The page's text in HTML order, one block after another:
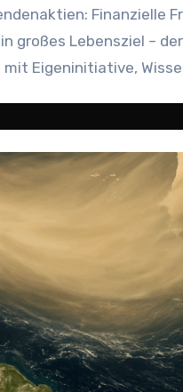
Finanzielle
großes Lebensziel –
Eigeninitiative,